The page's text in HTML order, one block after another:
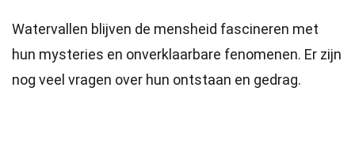
Watervallen blijven de mensheid fascineren met
hun mysteries en onverklaarbare fenomenen. Er zijn
nog veel vragen over hun ontstaan en gedrag.